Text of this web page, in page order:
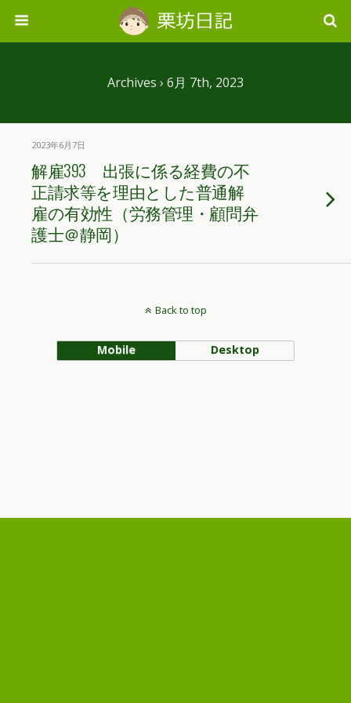
Archives › 6月 7th, 2023
2023年6月7日
解雇393 出張に係る経費の不
正請求等を理由とした普通解
雇の有効性（労務管理・顧問弁
護士＠静岡）
Back to top
Mobile Desktop